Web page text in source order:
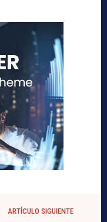
ARTÍCULO SIGUIENTE